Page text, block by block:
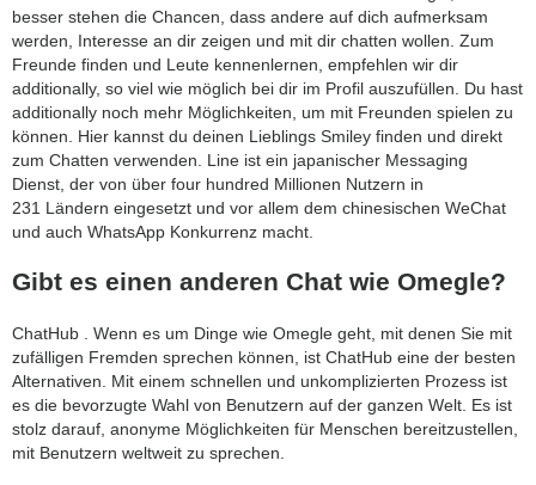
besser stehen die Chancen, dass andere auf dich aufmerksam
werden, Interesse an dir zeigen und mit dir chatten wollen. Zum
Freunde finden und Leute kennenlernen, empfehlen wir dir
additionally, so viel wie möglich bei dir im Profil auszufüllen. Du hast
additionally noch mehr Möglichkeiten, um mit Freunden spielen zu
können. Hier kannst du deinen Lieblings Smiley finden und direkt
zum Chatten verwenden. Line ist ein japanischer Messaging
Dienst, der von über four hundred Millionen Nutzern in
231 Ländern eingesetzt und vor allem dem chinesischen WeChat
und auch WhatsApp Konkurrenz macht.
Gibt es einen anderen Chat wie Omegle?
ChatHub . Wenn es um Dinge wie Omegle geht, mit denen Sie mit
zufälligen Fremden sprechen können, ist ChatHub eine der besten
Alternativen. Mit einem schnellen und unkomplizierten Prozess ist
es die bevorzugte Wahl von Benutzern auf der ganzen Welt. Es ist
stolz darauf, anonyme Möglichkeiten für Menschen bereitzustellen,
mit Benutzern weltweit zu sprechen.